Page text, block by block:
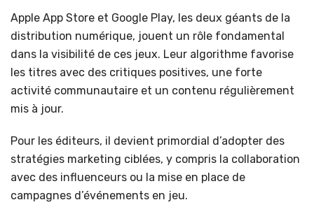
Apple App Store et Google Play, les deux géants de la
distribution numérique, jouent un rôle fondamental
dans la visibilité de ces jeux. Leur algorithme favorise
les titres avec des critiques positives, une forte
activité communautaire et un contenu régulièrement
mis à jour.
Pour les éditeurs, il devient primordial d’adopter des
stratégies marketing ciblées, y compris la collaboration
avec des influenceurs ou la mise en place de
campagnes d’événements en jeu.